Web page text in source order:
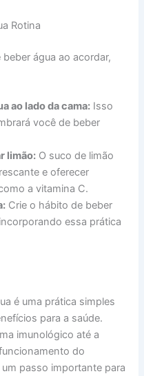
Rotina
água ao acordar,
ao lado da cama: Isso
você de beber
limão: O suco de limão
e oferecer
a vitamina C.
Crie o hábito de beber
essa prática
é uma prática simples
para a saúde.
imunológico até a
do
passo importante para